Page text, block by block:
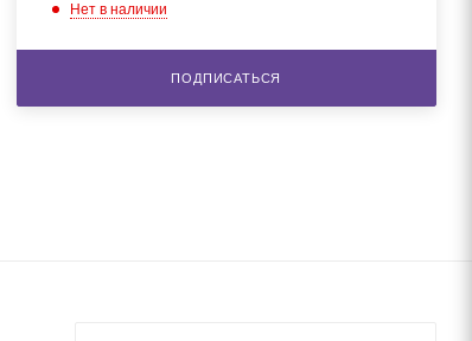
Нет в наличии
ПОДПИСАТЬСЯ